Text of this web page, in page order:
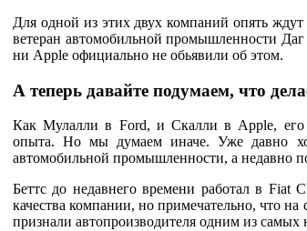
Для одной из этих двух компаний опять
ветеран автомобильной промышленности
ни Apple официально не обьявили об этом.
А теперь давайте подумаем, что
Как Мулалли в Ford, и Скалли в Apple, его
опыта. Но мы думаем иначе. Уже давно
автомобильной промышленности, а недавно
Беттс до недавнего времени работал в Fiat
качества компании, но примечательно, что
признали автопроизводителя одним из